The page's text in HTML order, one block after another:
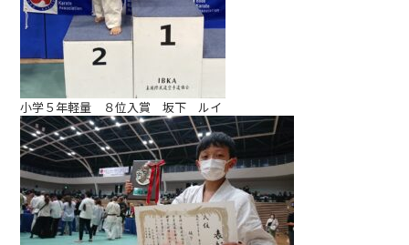
小学５年軽量 ８位入賞 坂下 ルイ